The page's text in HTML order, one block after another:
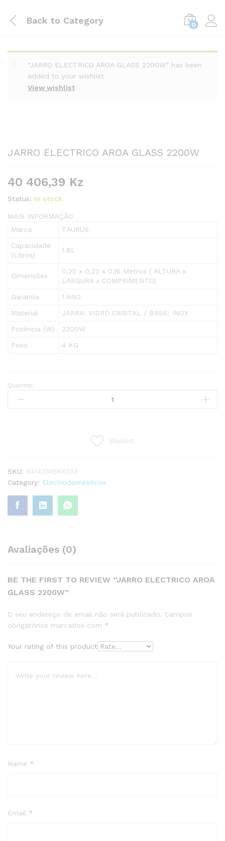
Back to Category 0
View wishlist
“JARRO ELECTRICO AROA GLASS 2200W” has been
added to your wishlist
JARRO ELECTRICO AROA GLASS 2200W
40 406,39 Kz
Status: In stock
MAIS INFORMAÇÃO
Marca
TAURUS
Capacidade
(Litros)
1.8L
Dimensões
0,25 x 0,22 x 0,16 Metros ( ALTURA x
LARGURA x COMPRIMENTO)
Garantia
1 ANO
Material
JARRA: VIDRO CRISTAL / BASE: INOX
Potência (W)
2200W
Peso
4 KG
JARRO
ELECTRICO
Quantity:
Wishlist
SKU: 8414234585233
Category: Electrodomésticos
Avaliações (0)
BE THE FIRST TO REVIEW “JARRO ELECTRICO AROA
GLASS 2200W”
O seu endereço de email não será publicado. Campos
obrigatórios marcados com *
Your rating of this product
Name *
Email *